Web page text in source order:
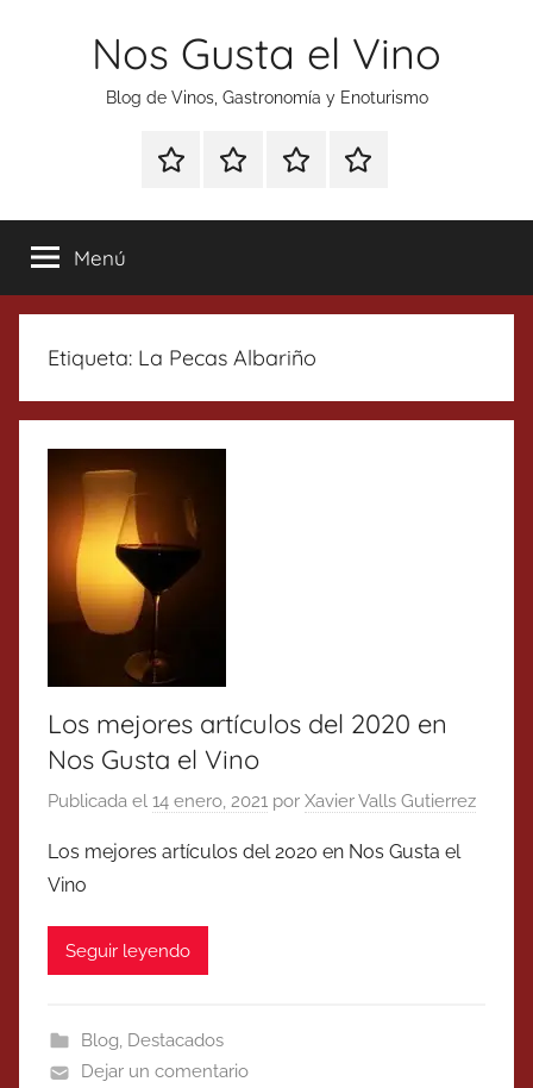
Nos Gusta el Vino
Blog de Vinos, Gastronomía y Enoturismo
Especial
Tonics
Enoturismo
Gastronomía
RankingContacto
Menú
Etiqueta: La Pecas Albariño
Los mejores artículos del 2020 en
Nos Gusta el Vino
Publicada el 14 enero, 2021 por Xavier Valls Gutierrez
Los mejores artículos del 2020 en Nos Gusta el
Vino
Seguir leyendo
Blog, Destacados
Dejar un comentario